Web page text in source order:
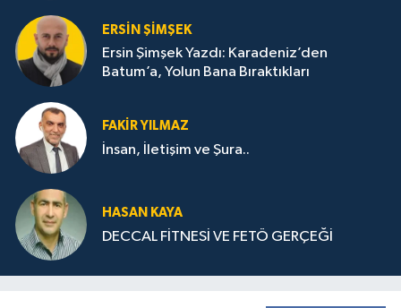
ERSIN ŞIMŞEK
Ersin Şimşek Yazdı: Karadeniz’den
Batum’a, Yolun Bana Bıraktıkları
FAKIR YILMAZ
İnsan, İletişim ve Şura..
HASAN KAYA
DECCAL FİTNESİ VE FETÖ GERÇEĞİ